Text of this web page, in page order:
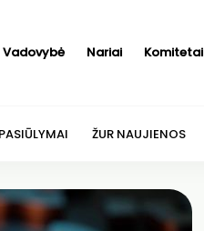
Vadovybė Nariai Komitetai
ŽUR NAUJIENOS